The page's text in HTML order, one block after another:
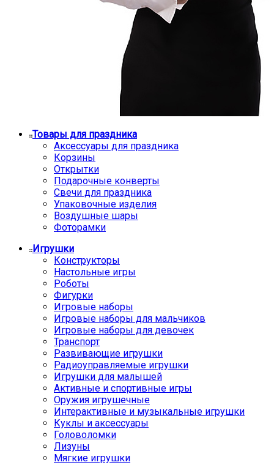
Товары для праздника
Аксессуары для праздника
Корзины
Открытки
Подарочные конверты
Свечи для праздника
Упаковочные изделия
Воздушные шары
Фоторамки
Игрушки
Конструкторы
Настольные игры
Роботы
Фигурки
Игровые наборы
Игровые наборы для мальчиков
Игровые наборы для девочек
Транспорт
Развивающие игрушки
Радиоуправляемые игрушки
Игрушки для малышей
Активные и спортивные игры
Оружия игрушечные
Интерактивные и музыкальные игрушки
Куклы и аксессуары
Головоломки
Лизуны
Мягкие игрушки